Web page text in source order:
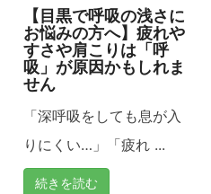
【目黒で呼吸の浅さに
お悩みの方へ】疲れや
すさや肩こりは「呼
吸」が原因かもしれま
せん
「深呼吸をしても息が入
りにくい…」「疲れ ...
続きを読む